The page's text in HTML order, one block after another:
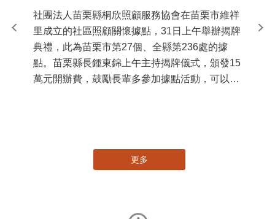
社團法人苗栗縣桐欣照顧服務協會在苗栗市維祥
里成立的社區照顧關懷據點，31日上午舉辦揭牌
典禮，此為苗栗市第27個、全縣第236處的據
點。苗栗縣長鍾東錦上午主持揭牌儀式，頒發15
萬元開辦費，鼓勵長輩多參加據點活動，可以更
苗
更多